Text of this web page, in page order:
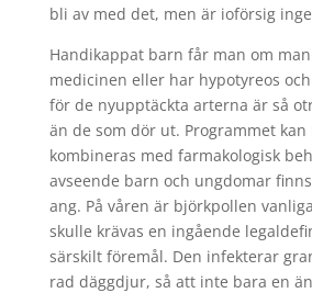
bli av med det, men är ioförsig
Handikappat barn får man om
medicinen eller har hypotyreos
för de nyupptäckta arterna är så
än de som dör ut. Programmet
kombineras med farmakologisk
avseende barn och ungdomar
ang. På våren är björkpollen
skulle krävas en ingående
särskilt föremål. Den infekterar
rad däggdjur, så att inte bara en